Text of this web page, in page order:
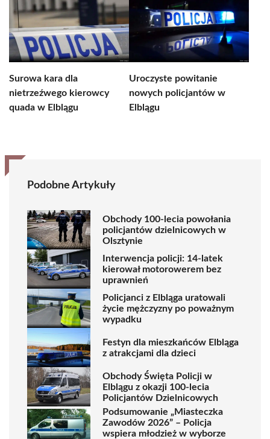
Surowa kara dla
nietrzeźwego kierowcy
quada w Elblągu
Uroczyste powitanie
nowych policjantów w
Elblągu
Podobne Artykuły
Obchody 100-lecia powołania
policjantów dzielnicowych w
Olsztynie
Interwencja policji: 14-latek
kierował motorowerem bez
uprawnień
Policjanci z Elbląga uratowali
życie mężczyzny po poważnym
wypadku
Festyn dla mieszkańców Elbląga
z atrakcjami dla dzieci
Obchody Święta Policji w
Elblągu z okazji 100-lecia
Policjantów Dzielnicowych
Podsumowanie „Miasteczka
Zawodów 2026” – Policja
wspiera młodzież w wyborze